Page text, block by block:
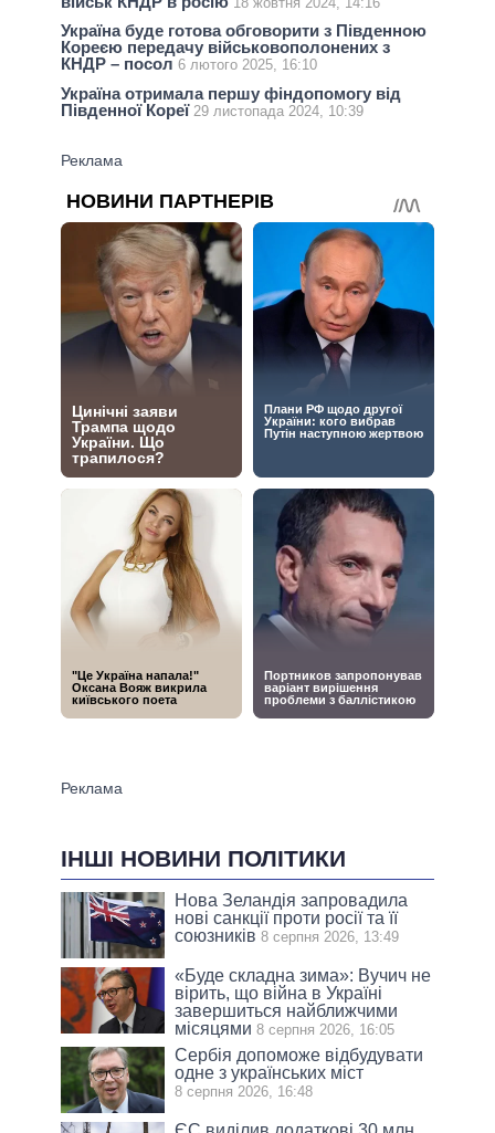
Україна буде готова обговорити з Південною
Кореєю передачу військовополонених з
КНДР – посол 6 лютого 2025, 16:10
Україна отримала першу фіндопомогу від
Південної Кореї 29 листопада 2024, 10:39
ІНШІ НОВИНИ ПОЛІТИКИ
Нова Зеландія запровадила
нові санкції проти росії та її
союзників 8 серпня 2026, 13:49
«Буде складна зима»: Вучич не
вірить, що війна в Україні
завершиться найближчими
місяцями 8 серпня 2026, 16:05
Сербія допоможе відбудувати
одне з українських міст
8 серпня 2026, 16:48